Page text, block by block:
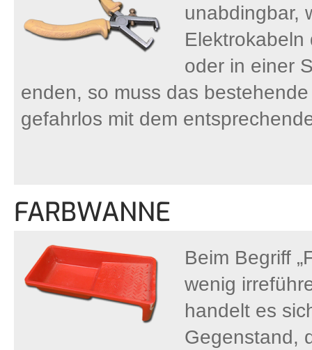
unabdingbar,
oder in einer
enden, so muss das
gefahrlos mit dem
FARBWANNE
Beim Begriff
wenig
handelt es
Gegenstand,